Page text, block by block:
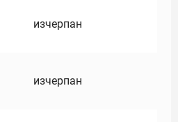
изчерпан
изчерпан